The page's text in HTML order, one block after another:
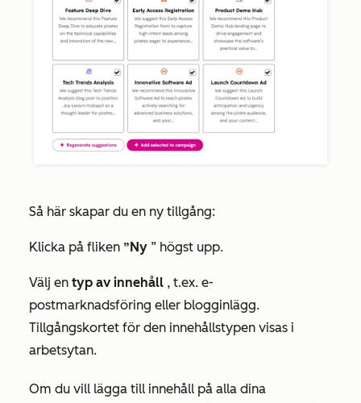
Så här skapar du en ny tillgång:
Klicka på fliken ”Ny ” högst upp.
Välj en typ av innehåll , t.ex. e-
postmarknadsföring eller blogginlägg.
Tillgångskortet för den innehållstypen visas i
arbetsytan.
Om du vill lägga till innehåll på alla dina